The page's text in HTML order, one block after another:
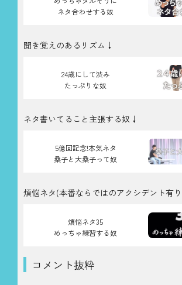
ネタ合わせする奴
聞き覚えのあるリズム↓
24歳にして渋み
たっぷりな奴
ネタ書いてること主張する奴↓
5億回記念!本気ネタ
桑子と大桑子って奴
煩悩ネタ(本番ならではのアクシデント有
煩悩ネタ35
めっちゃ練習する奴
コメント抜粋